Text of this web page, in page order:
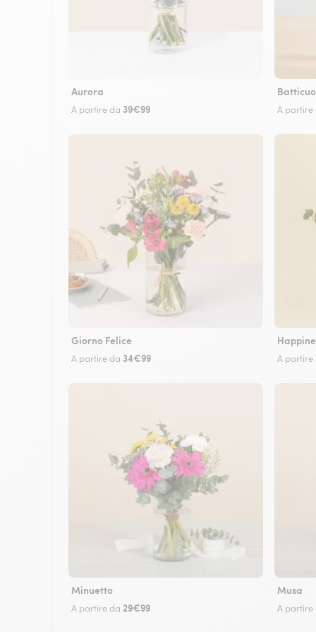
Aurora
A partire da 39€99 A
Giorno Felice
A partire da 34€99 A
Minuetto
A partire da 29€99
Musa
A